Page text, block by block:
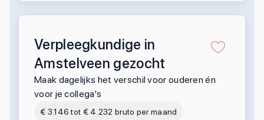
Verpleegkundige in
Amstelveen gezocht
Maak dagelijks het verschil voor ouderen én
voor je collega's
€ 3.146 tot € 4.232 bruto per maand